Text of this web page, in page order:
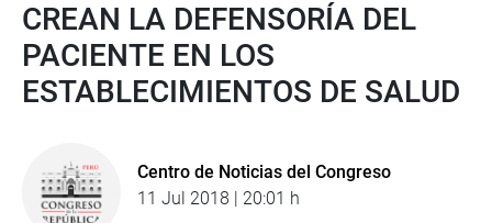
CREAN LA DEFENSORÍA DEL
PACIENTE EN LOS
ESTABLECIMIENTOS DE SALUD
Centro de Noticias del Congreso
11 Jul 2018 | 20:01 h